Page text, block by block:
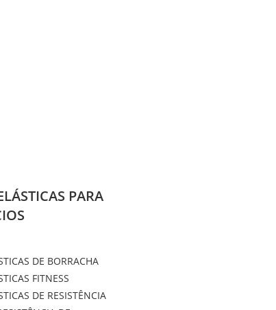
PARA
DE BORRACHA
FITNESS
DE RESISTÊNCIA